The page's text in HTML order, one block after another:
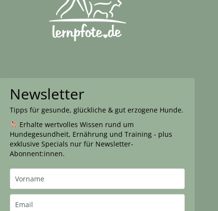
Newsletter
Tipps für gesunde, glückliche & gut erzogene Hunde.
Erhalte wertvolles Wissen rund um
Hundegesundheit, Ernährung und Training - plus
exklusive Specials nur für Newsletter-
Abonnent:innen.